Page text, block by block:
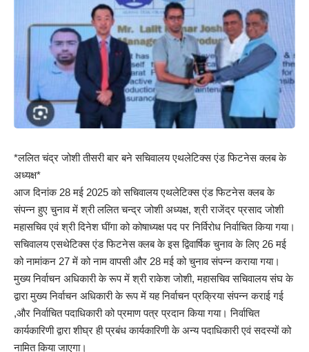
*ललित चंद्र जोशी तीसरी बार बने सचिवालय एथलेटिक्स एंड फिटनेस क्लब के
अध्यक्ष*
आज दिनांक 28 मई 2025 को सचिवालय एथलेटिक्स एंड फिटनेस क्लब के
संपन्न हुए चुनाव में श्री ललित चन्द्र जोशी अध्यक्ष, श्री राजेंद्र प्रसाद जोशी
महासचिव एवं श्री दिनेश घींगा को कोषाध्यक्ष पद पर निर्विरोध निर्वाचित किया गया।
सचिवालय एसथेटिक्स एंड फिटनेस क्लब के इस द्विवार्षिक चुनाव के लिए 26 मई
को नामांकन 27 में को नाम वापसी और 28 मई को चुनाव संपन्न कराया गया।
मुख्य निर्वाचन अधिकारी के रूप में श्री राकेश जोशी, महासचिव सचिवालय संघ के
द्वारा मुख्य निर्वाचन अधिकारी के रूप में यह निर्वाचन प्रक्रिया संपन्न कराई गई
,और निर्वाचित पदाधिकारी को प्रमाण पत्र प्रदान किया गया। निर्वाचित
कार्यकारिणी द्वारा शीघ्र ही प्रबंध कार्यकारिणी के अन्य पदाधिकारी एवं सदस्यों को
नामित किया जाएगा।